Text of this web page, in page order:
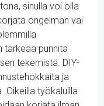
sinulla voi olla
ongelman vai
tärkeää punnita
tekemistä. DIY-
ja
Oikeilla työkaluilla